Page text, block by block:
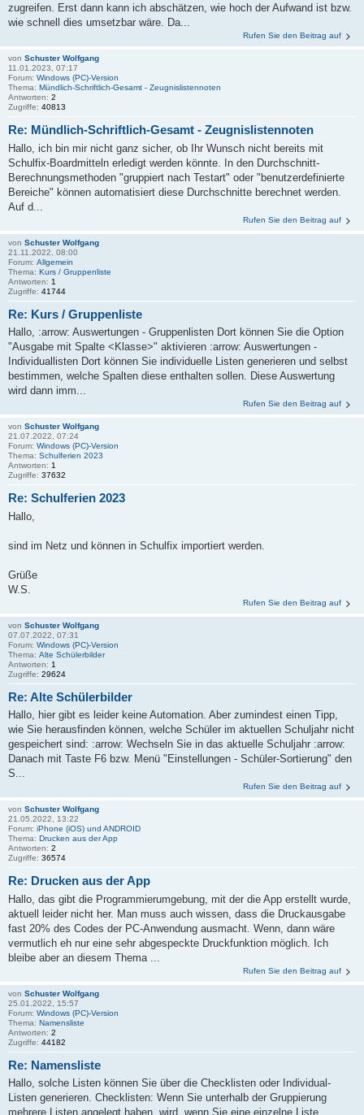
zugreifen. Erst dann kann ich abschätzen, wie hoch der Aufwand ist bzw.
wie schnell dies umsetzbar wäre. Da...
Rufen Sie den Beitrag auf
von Schuster Wolfgang
11.01.2023, 07:17
Forum: Windows (PC)-Version
Thema: Mündlich-Schriftlich-Gesamt - Zeugnislistennoten
Antworten: 2
Zugriffe: 40813
Re: Mündlich-Schriftlich-Gesamt - Zeugnislistennoten
Hallo, ich bin mir nicht ganz sicher, ob Ihr Wunsch nicht bereits mit
Schulfix-Boardmitteln erledigt werden könnte. In den Durchschnitt-
Berechnungsmethoden "gruppiert nach Testart" oder "benutzerdefinierte
Bereiche" können automatisiert diese Durchschnitte berechnet werden.
Auf d...
Rufen Sie den Beitrag auf
von Schuster Wolfgang
21.11.2022, 08:00
Forum: Allgemein
Thema: Kurs / Gruppenliste
Antworten: 1
Zugriffe: 41744
Re: Kurs / Gruppenliste
Hallo, :arrow: Auswertungen - Gruppenlisten Dort können Sie die Option
"Ausgabe mit Spalte <Klasse>" aktivieren :arrow: Auswertungen -
Individuallisten Dort können Sie individuelle Listen generieren und selbst
bestimmen, welche Spalten diese enthalten sollen. Diese Auswertung
wird dann imm...
Rufen Sie den Beitrag auf
von Schuster Wolfgang
21.07.2022, 07:24
Forum: Windows (PC)-Version
Thema: Schulferien 2023
Antworten: 1
Zugriffe: 37632
Re: Schulferien 2023
Hallo,
sind im Netz und können in Schulfix importiert werden.
Grüße
W.S.
Rufen Sie den Beitrag auf
von Schuster Wolfgang
07.07.2022, 07:31
Forum: Windows (PC)-Version
Thema: Alte Schülerbilder
Antworten: 1
Zugriffe: 29624
Re: Alte Schülerbilder
Hallo, hier gibt es leider keine Automation. Aber zumindest einen Tipp,
wie Sie herausfinden können, welche Schüler im aktuellen Schuljahr nicht
gespeichert sind: :arrow: Wechseln Sie in das aktuelle Schuljahr :arrow:
Danach mit Taste F6 bzw. Menü "Einstellungen - Schüler-Sortierung" den
S...
Rufen Sie den Beitrag auf
von Schuster Wolfgang
21.05.2022, 13:22
Forum: iPhone (iOS) und ANDROID
Thema: Drucken aus der App
Antworten: 2
Zugriffe: 36574
Re: Drucken aus der App
Hallo, das gibt die Programmierumgebung, mit der die App erstellt wurde,
aktuell leider nicht her. Man muss auch wissen, dass die Druckausgabe
fast 20% des Codes der PC-Anwendung ausmacht. Wenn, dann wäre
vermutlich eh nur eine sehr abgespeckte Druckfunktion möglich. Ich
bleibe aber an diesem Thema ...
Rufen Sie den Beitrag auf
von Schuster Wolfgang
25.01.2022, 15:57
Forum: Windows (PC)-Version
Thema: Namensliste
Antworten: 2
Zugriffe: 44182
Re: Namensliste
Hallo, solche Listen können Sie über die Checklisten oder Individual-
Listen generieren. Checklisten: Wenn Sie unterhalb der Gruppierung
mehrere Listen angelegt haben, wird, wenn Sie eine einzelne Liste